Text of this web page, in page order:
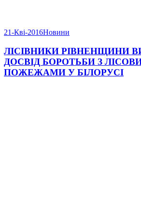
21-Кві-2016Новини
ЛІСІВНИКИ РІВНЕНЩИНИ
ДОСВІД БОРОТЬБИ З
ПОЖЕЖАМИ У БІЛОРУСІ